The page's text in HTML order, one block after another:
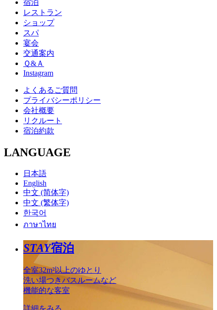
宿泊
レストラン
ショップ
スパ
宴会
交通案内
Ｑ&Ａ
Instagram
よくあるご質問
プライバシーポリシー
会社概要
リクルート
宿泊約款
LANGUAGE
日本語
English
中文 (简体字)
中文 (繁体字)
한국어
ภาษาไทย
STAY宿泊
全室32m²以上のゆとり
洗い場つきバスルームなど
機能的な客室
詳細をみる